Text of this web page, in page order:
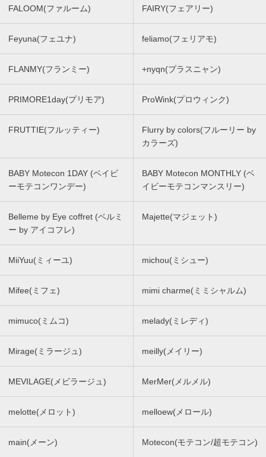
FALOOM(ファルーム) FAIRY(フェアリー)
Feyuna(フェユナ) feliamo(フェリアモ)
FLANMY(フランミー) +nyqn(プラスニャン)
PRIMORE1day(プリモア) ProWink(プロウィンク)
FRUTTIE(フルッティー)
Flurry by colors(フルーリー by
カラーズ)
BABY Motecon 1DAY (ベイビ
ーモテコンワンデー)
BABY Motecon MONTHLY (ベ
イビーモテコンマンスリー)
Belleme by Eye coffret (ベルミ
ー by アイコフレ)
Majette(マジェット)
MiiYuu(ミィーユ) michou(ミシュー)
Mifee(ミフェ) mimi charme(ミミシャルム)
mimuco(ミムコ) melady(ミレディ)
Mirage(ミラージュ) meilly(メイリー)
MEVILAGE(メビラージュ) MerMer(メルメル)
melotte(メロット) melloew(メロール)
main(メーン) Motecon(モテコン/超モテコン)